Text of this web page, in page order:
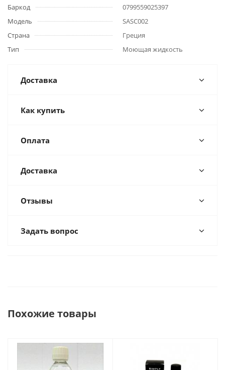
Баркод
0799559025397
Модель
SASC002
Страна
Греция
Тип
Моющая жидкость
Доставка
Как купить
Оплата
Доставка
Отзывы
Задать вопрос
Похожие товары